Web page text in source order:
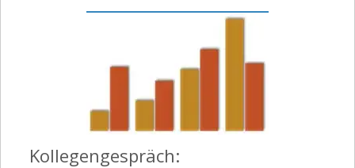
Nachrichten, Texte, Podcast, O-Töne,
Kollegengespräch: